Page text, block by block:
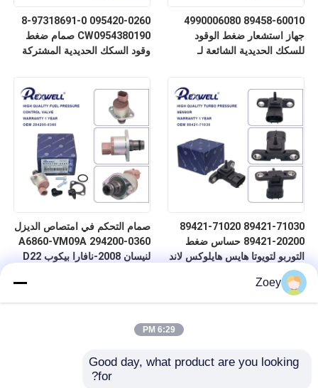
095420-0260 8-97318691-0
CW0954380190 صمام ضغط
وقود السكك الحديدية المشتركة
89458-60010 4990006080
جهاز استشعار ضغط الوقود
للسكك الحديدية الشائعة لـ
صمام التحكم في امتصاص الديزل
A6860-VM09A 294200-0360
لنيسان 2008-نافارا بيكوب D22
89421-71030 89421-71020
89421-20200 حساس ضغط
التوربو لتويوتا هايس هايلوكس لاند
كروزر فور رنر بريوس كورولا
ياريس أفينسيس
Zoey
6:29 PM
Good day, what product are you looking
for?